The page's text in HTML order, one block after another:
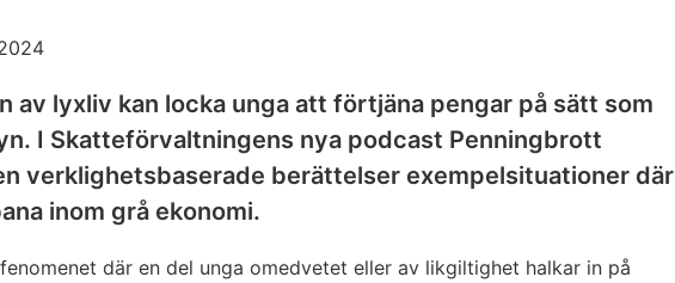
av lyxliv kan locka unga att förtjäna pengar på sätt som
I Skatteförvaltningens nya podcast Penningbrott
verklighetsbaserade berättelser exempelsituationer där
inom grå ekonomi.
där en del unga omedvetet eller av likgiltighet halkar in på